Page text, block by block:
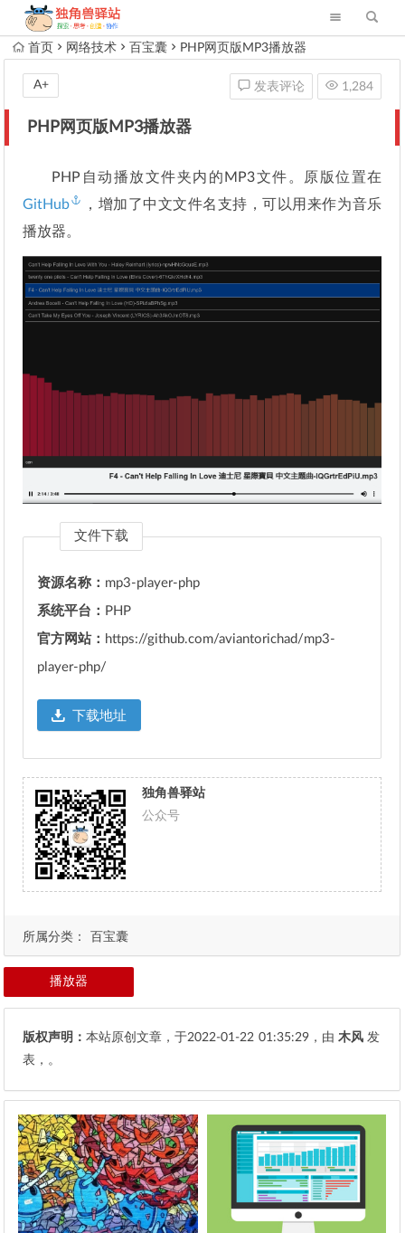
首页 网络技术 百宝囊 PHP网页版MP3播放器
PHP网页版MP3播放器
发表评论 1,284
A+
所属分类： 百宝囊
PHP自动播放文件夹内的MP3文件。原版位置在
GitHub
，增加了中文文件名支持，可以用来作为音乐
播放器。
文件下载
资源名称： mp3-player-php
系统平台： PHP
官方网站： https://github.com/aviantorichad/mp3-
player-php/
下载地址
独角兽驿站
公众号
播放器
版权声明：本站原创文章，于2022-01-22 01:35:29 ，由木风 发
表，。